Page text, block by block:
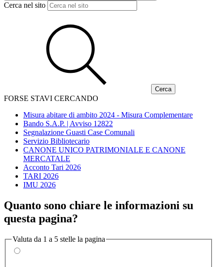
Cerca nel sito
FORSE STAVI CERCANDO
Misura abitare di ambito 2024 - Misura Complementare
Bando S.A.P. | Avviso 12822
Segnalazione Guasti Case Comunali
Servizio Bibliotecario
CANONE UNICO PATRIMONIALE E CANONE
MERCATALE
Acconto Tari 2026
TARI 2026
IMU 2026
Quanto sono chiare le informazioni su
questa pagina?
Valuta da 1 a 5 stelle la pagina